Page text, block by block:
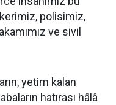
polisimiz,
ve sivil
yetim kalan
hatırası hâlâ